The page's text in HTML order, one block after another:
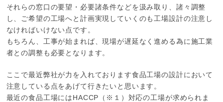
それらの窓口の要望・必要諸条件などを汲み取り、諸々調整
し、ご希望の工場へと計画実現していくのも工場設計の注意し
なければいけない点です。
もちろん、工事が始まれば、現場が遅延なく進める為に施工業
者との調整も必要となります。
ここで最近弊社が力を入れております食品工場の設計において
注意している点をあげて行きたいと思います。
最近の食品工場にはHACCP（※１）対応の工場が求められま